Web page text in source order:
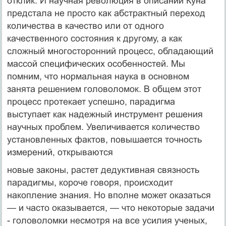
предстала не просто как абстрактный переход
количест­ва в качество или от одного
качественного состояния к другому, а как
сложный многосторонний процесс, обладающий
массой специфических особенностей. Мы
помним, что нормальная наука в основном
занята решением голо­воломок. В общем этот
процесс протекает успешно, парадигма
выступает как надежный инструмент решения
научных проблем. Увеличивается коли­чество
установленных фактов, повышается точность
измерений, открываются
новые законы, растет дедуктивная связность
парадигмы, короче гово­ря, происходит
накопление знания. Но вполне может оказаться
— и часто оказывается, — что некоторые задачи
- головоломки несмотря на все усилия ученых,